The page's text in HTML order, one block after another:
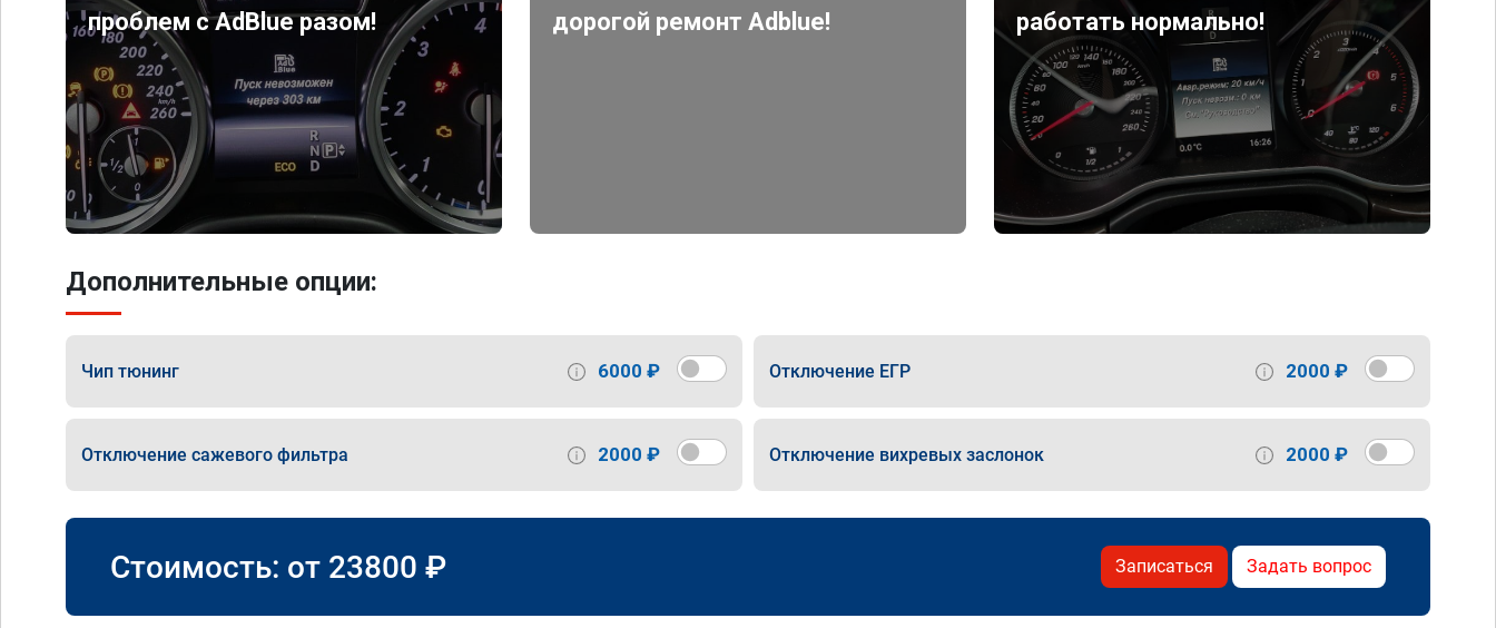
проблем с AdBlue разом!
дорогой ремонт Adblue!
работать нормально!
Дополнительные опции:
Чип тюнинг 6000 ₽ Отключение ЕГР 2000 ₽
Отключение сажевого фильтра 2000 ₽ Отключение вихревых заслонок 2000 ₽
Стоимость: от 23800 ₽ Записаться Задать вопрос